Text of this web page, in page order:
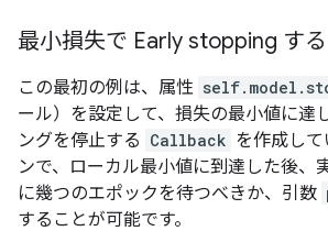
最小損失で Early stopping する
この最初の例は、属性
ール）を設定して、損失の最小値に達
ングを停止する Callback を作成して
ンで、ローカル最小値に到達した後、
に幾つのエポックを待つべきか、引数
することが可能です。